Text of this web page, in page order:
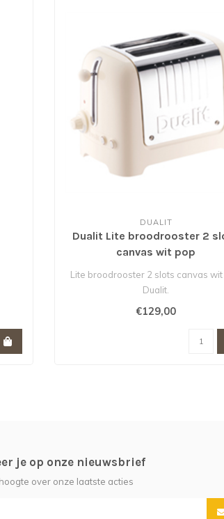
DUALIT
Dualit Lite broodrooster 2
canvas wit pop
Lite broodrooster 2 slots canvas wit
Dualit.
€129,00
je op onze nieuwsbrief
over onze laatste acties